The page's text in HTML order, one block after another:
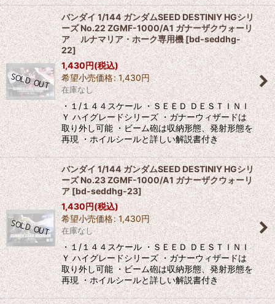
バンダイ 1/144 ガンダムSEED DESTINIY HGシリ
ーズ No.22 ZGMF-1000/A1 ガナーザクウォーリ
ア ルナマリア・ホーク専用機[bd-seddhg-
22]
1,430円(税込)
希望小売価格: 1,430円
在庫なし
・１/１４４スケール ・ＳＥＥＤ ＤＥＳＴＩＮＩ
Ｙ ハイグレードシリーズ ・ガナーウィザードは
取り外し可能 ・ビーム砲は収納形態、発射形態を
再現 ・ホイルシールと詳しい解説書付き
バンダイ 1/144 ガンダムSEED DESTINIY HGシリ
ーズ No.23 ZGMF-1000/A1 ガナーザクウォーリ
ア[bd-seddhg-23]
1,430円(税込)
希望小売価格: 1,430円
在庫なし
・１/１４４スケール ・ＳＥＥＤ ＤＥＳＴＩＮＩ
Ｙ ハイグレードシリーズ ・ガナーウィザードは
取り外し可能 ・ビーム砲は収納形態、発射形態を
再現 ・ホイルシールと詳しい解説書付き